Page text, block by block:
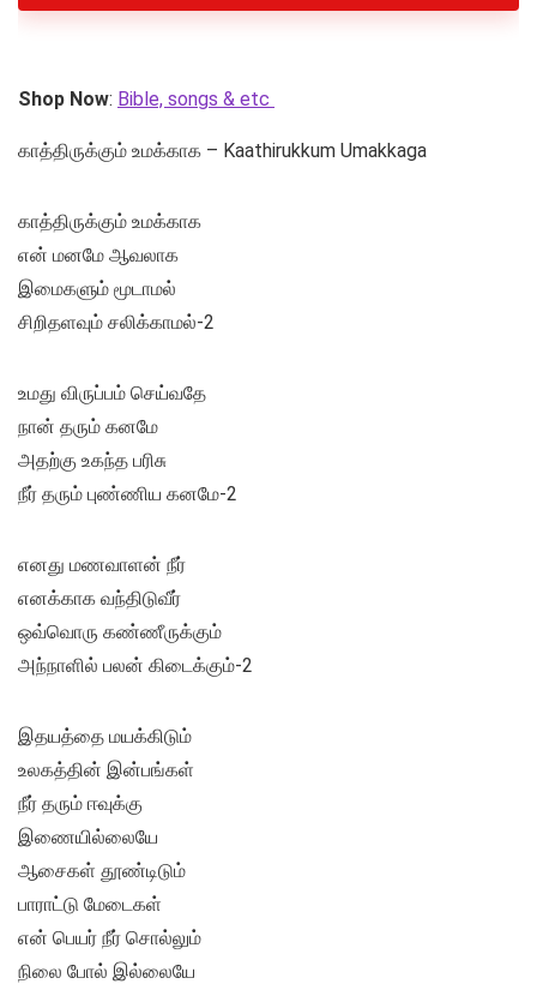
Shop Now: Bible, songs & etc
காத்திருக்கும் உமக்காக – Kaathirukkum Umakkaga
காத்திருக்கும் உமக்காக
என் மனமே ஆவலாக
இமைகளும் மூடாமல்
சிறிதளவும் சலிக்காமல்-2
உமது விருப்பம் செய்வதே
நான் தரும் கனமே
அதற்கு உகந்த பரிசு
நீர் தரும் புண்ணிய கனமே-2
எனது மணவாளன் நீர்
எனக்காக வந்திடுவீர்
ஒவ்வொரு கண்ணீருக்கும்
அந்நாளில் பலன் கிடைக்கும்-2
இதயத்தை மயக்கிடும்
உலகத்தின் இன்பங்கள்
நீர் தரும் ஈவுக்கு
இணையில்லையே
ஆசைகள் தூண்டிடும்
பாராட்டு மேடைகள்
என் பெயர் நீர் சொல்லும்
நிலை போல் இல்லையே